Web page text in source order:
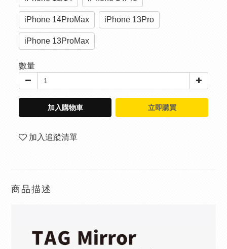
iPhone 14ProMax iPhone 13Pro
iPhone 13ProMax
數量
加入購物車 立即購買
加入追蹤清單
商品描述